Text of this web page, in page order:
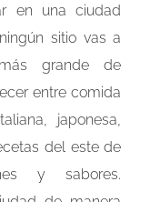
en una ciudad
sitio vas a
grande de
entre comida
japonesa,
del este de
y sabores.